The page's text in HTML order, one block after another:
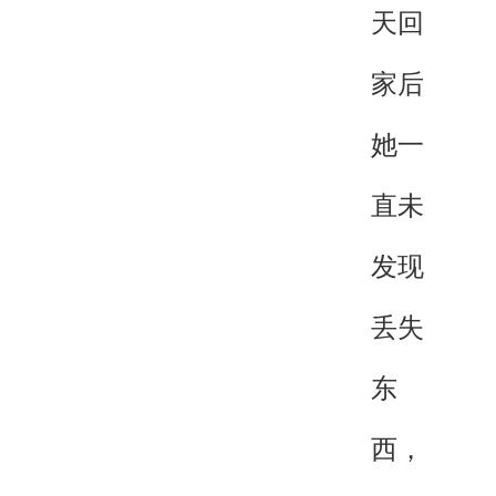
天回
家后
她一
直未
发现
丢失
东
西，